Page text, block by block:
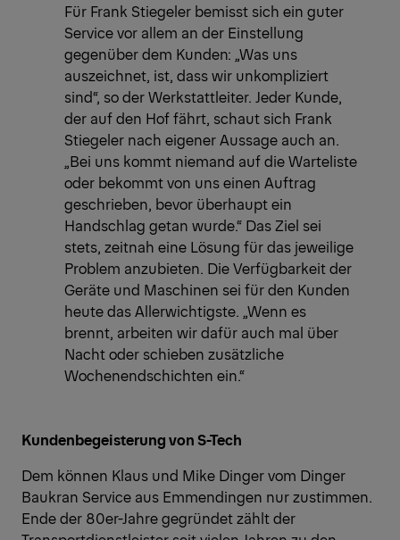
Für Frank Stiegeler bemisst sich ein guter
Service vor allem an der Einstellung
gegenüber dem Kunden: „Was uns
auszeichnet, ist, dass wir unkompliziert
sind“, so der Werkstattleiter. Jeder Kunde,
der auf den Hof fährt, schaut sich Frank
Stiegeler nach eigener Aussage auch an.
„Bei uns kommt niemand auf die Warteliste
oder bekommt von uns einen Auftrag
geschrieben, bevor überhaupt ein
Handschlag getan wurde.“ Das Ziel sei
stets, zeitnah eine Lösung für das jeweilige
Problem anzubieten. Die Verfügbarkeit der
Geräte und Maschinen sei für den Kunden
heute das Allerwichtigste. „Wenn es
brennt, arbeiten wir dafür auch mal über
Nacht oder schieben zusätzliche
Wochenendschichten ein.“
Kundenbegeisterung von S-Tech
Dem können Klaus und Mike Dinger vom Dinger
Baukran Service aus Emmendingen nur zustimmen.
Ende der 80er-Jahre gegründet zählt der